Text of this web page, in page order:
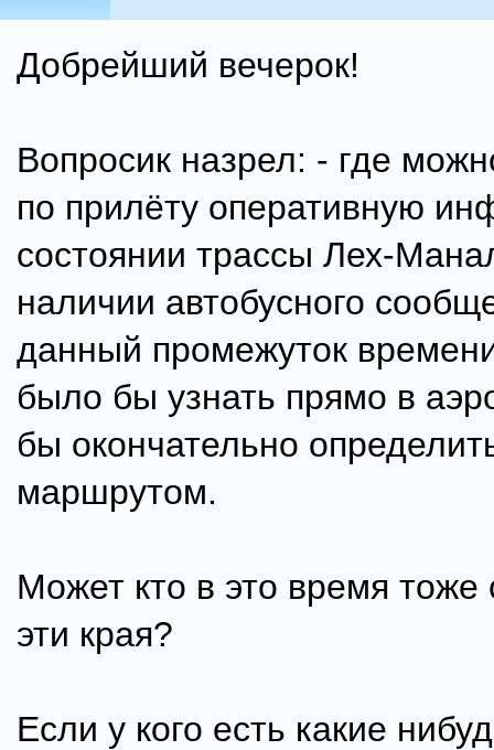
Добрейший вечерок!
Вопросик назрел: - где
по прилёту оперативную
состоянии трассы Лех-
наличии автобусного
данный промежуток
было бы узнать прямо в
бы окончательно
маршрутом.
Может кто в это время тоже
эти края?
Если у кого есть какие